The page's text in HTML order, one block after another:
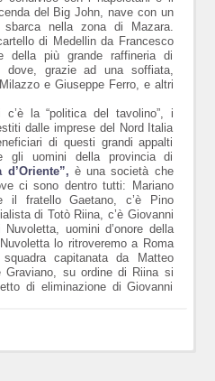
del Big John, nave con un
nella zona di Mazara.
di Medellin da Francesco
della più grande raffineria di
dove, grazie ad una soffiata,
e Giuseppe Ferro, e altri
la “politica del tavolino”, i
dalle imprese del Nord Italia
di questi grandi appalti
gli uomini della provincia di
è una società che
ci sono dentro tutti: Mariano
il fratello Gaetano, c’è Pino
di Totò Riina, c’è Giovanni
uomini d’onore della
lo ritroveremo a Roma
capitanata da Matteo
Graviano, su ordine di Riina si
di eliminazione di Giovanni